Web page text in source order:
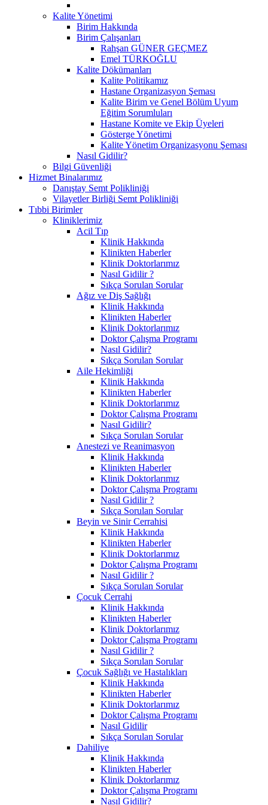
Kalite Yönetimi
Birim Hakkında
Birim Çalışanları
Rahşan GÜNER GEÇMEZ
Emel TÜRKOĞLU
Kalite Dökümanları
Kalite Politikamız
Hastane Organizasyon Şeması
Kalite Birim ve Genel Bölüm Uyum
Eğitim Sorumluları
Hastane Komite ve Ekip Üyeleri
Gösterge Yönetimi
Kalite Yönetim Organizasyonu Şeması
Nasıl Gidilir?
Bilgi Güvenliği
Hizmet Binalarımız
Danıştay Semt Polikliniği
Vilayetler Birliği Semt Polikliniği
Tıbbi Birimler
Kliniklerimiz
Acil Tıp
Klinik Hakkında
Klinikten Haberler
Klinik Doktorlarımız
Nasıl Gidilir ?
Sıkça Sorulan Sorular
Ağız ve Diş Sağlığı
Klinik Hakkında
Klinikten Haberler
Klinik Doktorlarımız
Doktor Çalışma Programı
Nasıl Gidilir?
Sıkça Sorulan Sorular
Aile Hekimliği
Klinik Hakkında
Klinikten Haberler
Klinik Doktorlarımız
Doktor Çalışma Programı
Nasıl Gidilir?
Sıkça Sorulan Sorular
Anestezi ve Reanimasyon
Klinik Hakkında
Klinikten Haberler
Klinik Doktorlarımız
Doktor Çalışma Programı
Nasıl Gidilir ?
Sıkça Sorulan Sorular
Beyin ve Sinir Cerrahisi
Klinik Hakkında
Klinikten Haberler
Klinik Doktorlarımız
Doktor Çalışma Programı
Nasıl Gidilir ?
Sıkça Sorulan Sorular
Çocuk Cerrahi
Klinik Hakkında
Klinikten Haberler
Klinik Doktorlarımız
Doktor Çalışma Programı
Nasıl Gidilir ?
Sıkça Sorulan Sorular
Çocuk Sağlığı ve Hastalıkları
Klinik Hakkında
Klinikten Haberler
Klinik Doktorlarımız
Doktor Çalışma Programı
Nasıl Gidilir
Sıkça Sorulan Sorular
Dahiliye
Klinik Hakkında
Klinikten Haberler
Klinik Doktorlarımız
Doktor Çalışma Programı
Nasıl Gidilir?